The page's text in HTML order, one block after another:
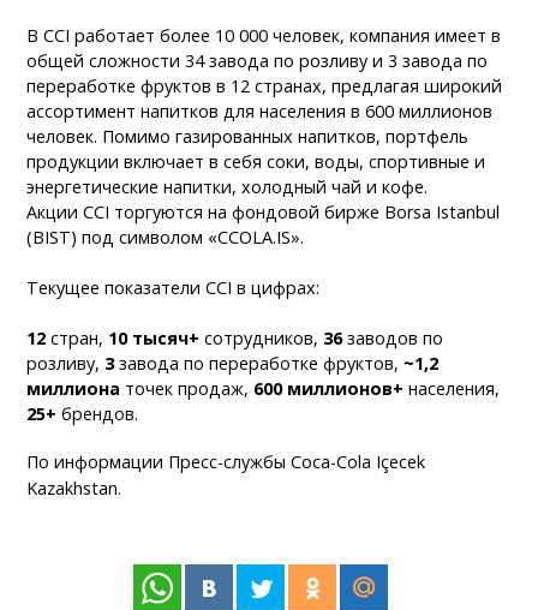
В CCI работает более 10 000 человек, компания имеет в
общей сложности 34 завода по розливу и 3 завода по
переработке фруктов в 12 странах, предлагая широкий
ассортимент напитков для населения в 600 миллионов
человек. Помимо газированных напитков, портфель
продукции включает в себя соки, воды, спортивные и
энергетические напитки, холодный чай и кофе.
Акции CCI торгуются на фондовой бирже Borsa Istanbul
(BIST) под символом «CCOLA.IS».
Текущее показатели CCI в цифрах:
12 стран, 10 тысяч+ сотрудников, 36заводов по
розливу, 3завода по переработке фруктов, ~1,2
миллиона точек продаж, 600 миллионов+ населения,
25+ брендов.
По информации Пресс-службы Coca-Cola Içecek
Kazakhstan.